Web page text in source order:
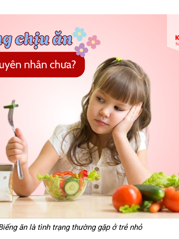
ăn là tình trạng thường gặp ở trẻ nhỏ